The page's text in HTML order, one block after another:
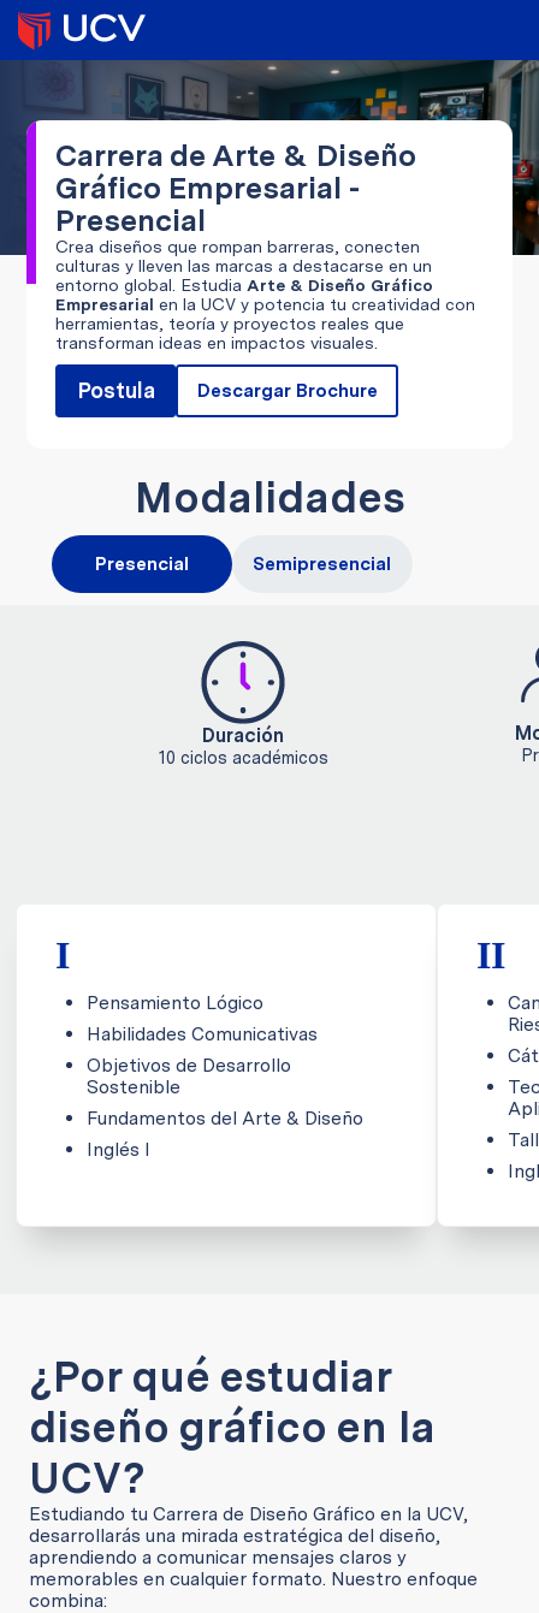
Carrera de Arte & Diseño
Gráfico Empresarial -
Presencial
Crea diseños que rompan barreras, conecten
culturas y lleven las marcas a destacarse en un
entorno global. Estudia Arte & Diseño Gráfico
Empresarial en la UCV y potencia tu creatividad con
herramientas, teoría y proyectos reales que
transforman ideas en impactos visuales.
Postula Descargar Brochure
Modalidades
Presencial Semipresencial
Duración
10 ciclos académicos
I
Pensamiento Lógico
Habilidades Comunicativas
Objetivos de Desarrollo
Sostenible
Fundamentos del Arte & Diseño
Inglés I
II
¿Por qué estudiar
diseño gráfico en la
UCV?
Estudiando tu Carrera de Diseño Gráfico en la UCV,
desarrollarás una mirada estratégica del diseño,
aprendiendo a comunicar mensajes claros y
memorables en cualquier formato. Nuestro enfoque
combina: